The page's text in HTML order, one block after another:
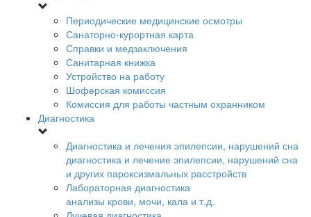
Периодические медицинские осмотры
Санаторно-курортная карта
Справки и медзаключения
Санитарная книжка
Устройство на работу
Шоферская комиссия
Комиссия для работы частным охранником
Диагностика
Диагностика и лечения эпилепсии, нарушений сна
диагностика и лечение эпилепсии, нарушений сна
и других пароксизмальных расстройств
Лабораторная диагностика
анализы крови, мочи, кала и т.д.